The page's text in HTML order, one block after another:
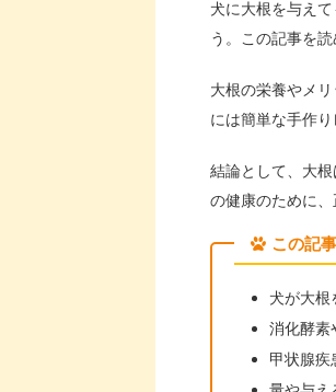
犬に大根を与え
う。この記事を
大根の栄養やメ
には簡単な手作り
結論として、大
の健康のために、
この記
犬が大根
消化酵素
甲状腺疾